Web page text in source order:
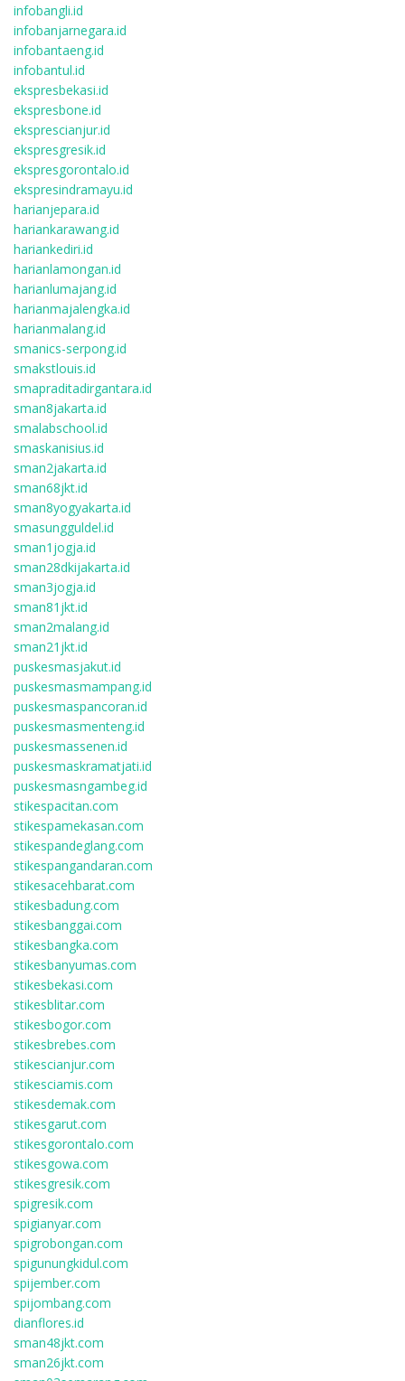
infobangli.id
infobanjarnegara.id
infobantaeng.id
infobantul.id
ekspresbekasi.id
ekspresbone.id
eksprescianjur.id
ekspresgresik.id
ekspresgorontalo.id
ekspresindramayu.id
harianjepara.id
hariankarawang.id
hariankediri.id
harianlamongan.id
harianlumajang.id
harianmajalengka.id
harianmalang.id
smanics-serpong.id
smakstlouis.id
smapraditadirgantara.id
sman8jakarta.id
smalabschool.id
smaskanisius.id
sman2jakarta.id
sman68jkt.id
sman8yogyakarta.id
smasungguldel.id
sman1jogja.id
sman28dkijakarta.id
sman3jogja.id
sman81jkt.id
sman2malang.id
sman21jkt.id
puskesmasjakut.id
puskesmasmampang.id
puskesmaspancoran.id
puskesmasmenteng.id
puskesmassenen.id
puskesmaskramatjati.id
puskesmasngambeg.id
stikespacitan.com
stikespamekasan.com
stikespandeglang.com
stikespangandaran.com
stikesacehbarat.com
stikesbadung.com
stikesbanggai.com
stikesbangka.com
stikesbanyumas.com
stikesbekasi.com
stikesblitar.com
stikesbogor.com
stikesbrebes.com
stikescianjur.com
stikesciamis.com
stikesdemak.com
stikesgarut.com
stikesgorontalo.com
stikesgowa.com
stikesgresik.com
spigresik.com
spigianyar.com
spigrobongan.com
spigunungkidul.com
spijember.com
spijombang.com
dianflores.id
sman48jkt.com
sman26jkt.com